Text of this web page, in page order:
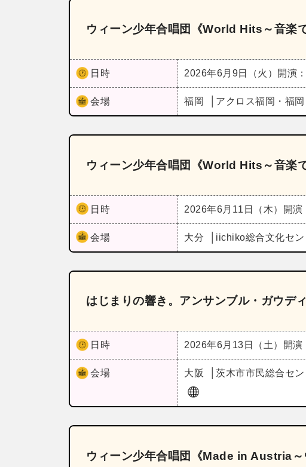
ウィーン少年合唱団《World Hits～音楽
日時 2026年6月9日（火） 開演
会場 福岡 アクロス福岡・福
ウィーン少年合唱団《World Hits～音楽
日時 2026年6月11日（木） 開演
会場 大分 iichiko総合文化セ
はじまりの響き。アンサンブル・ガウデ
日時 2026年6月13日（土） 開演
会場 大阪 茨木市市民総合セ
ウィーン少年合唱団《Made in Austria～